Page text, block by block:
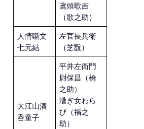
鳶頭歌吉
（歌之助）
人情噺文
七元結
左官長兵衛
（芝翫）
大江山酒
呑童子
平井左衛門
尉保昌（橋
之助）
漕ぎ女わら
び（福之
助）